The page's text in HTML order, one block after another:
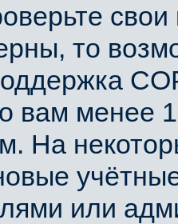
то
вам менее
На
или